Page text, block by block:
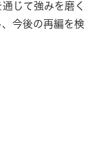
じて強みを磨く
今後の再編を検